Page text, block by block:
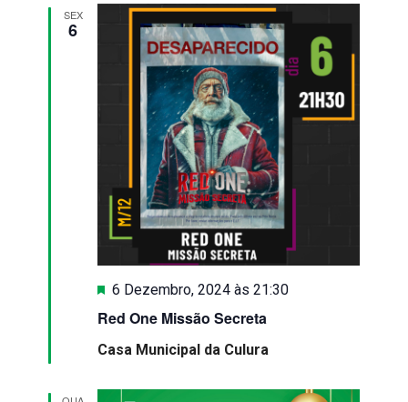
SEX
6
Red One Missão Secreta
Destaque
6 Dezembro, 2024 às 21:30
Casa Municipal da Culura